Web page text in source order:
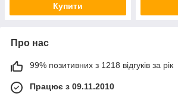
Купити
Про нас
99% позитивних з 1218 відгуків за рік
Працює з 09.11.2010